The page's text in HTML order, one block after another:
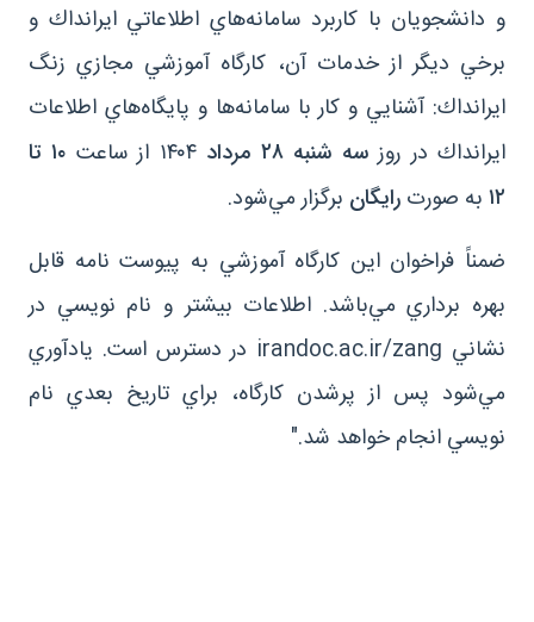
و دانشجويان با كاربرد سامانه‌هاي اطلاعاتي ايرانداك و
برخي ديگر از خدمات آن، كارگاه آموزشي مجازي زنگ
ايرانداك: آشنايي و كار با سامانه‌ها و پايگاه‌هاي اطلاعات
ايرانداك در روز سه شنبه ۲۸ مرداد ۱۴۰۴ از ساعت
۱۰ تا
۱۲ به صورت رايگان برگزار مي‌شود.
ضمناً فراخوان اين كارگاه آموزشي به پيوست نامه قابل
بهره برداري مي‌باشد. اطلاعات بيشتر و نام نويسي در
نشاني irandoc.ac.ir/zang در دسترس است. يادآوري
مي‌شود پس از پرشدن كارگاه، براي تاريخ بعدي نام
نويسي انجام خواهد شد."